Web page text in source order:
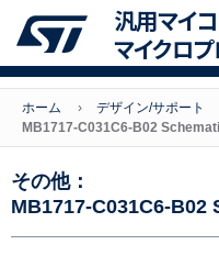
汎用マイ
マイクロ
ホーム デザイン/サポート
MB1717-C031C6-B02
その他：
MB1717-C031C6-B02